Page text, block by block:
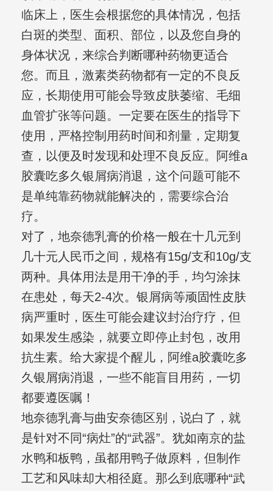
临床上，医生会根据您的具体情况，包括
白斑的类型、面积、部位，以及您自身的
身体状况，来综合判断哪种药物更适合
您。而且，激素类药物都有一定的不良反
应，长期使用可能会导致皮肤萎缩、毛细
血管扩张等问题。一定要在医生的指导下
使用，严格控制用药时间和剂量，定期复
查，以便及时发现和处理不良反应。阿维a
胶囊吃多久银屑病消退，这个问题可能不
是单纯靠药物就能解决的，需要综合治
疗。
对了，地奈德乳膏的价格一般在十几元到
几十元人民币之间，规格有15g/支和10g/支
两种。具体用法是用干净的手，均匀涂抹
在患处，每天2-4次。银屑病等顽固性皮肤
病严重时，医生可能会建议封治疗疗，但
如果发生感染，就要立即停止封包，改用
抗生素。给大家提个醒儿，阿维a胶囊吃多
久银屑病消退，一些不能盲目用药，一切
都要遵医嘱！
地奈德乳膏与曲安奈德区别，说白了，就
是针对不同“病灶”的“武器”。犹如南京的盐
水鸭和板鸭，虽都用鸭子做原料，但制作
工艺和风味却大相径庭。那么到底哪种“武